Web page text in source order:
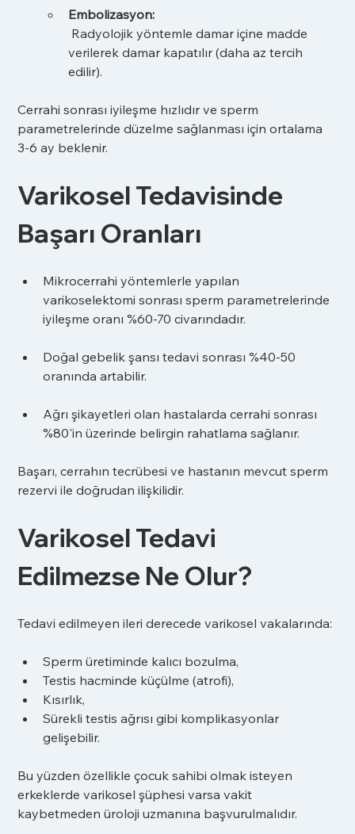
Embolizasyon:
verilerek damar kapatılır (daha az tercih
edilir).
Cerrahi sonrası iyileşme hızlıdır ve sperm
parametrelerinde düzelme sağlanması için ortalama
3-6 ay beklenir.
Varikosel Tedavisinde
Başarı Oranları
Mikrocerrahi yöntemlerle yapılan
varikoselektomi sonrası sperm parametrelerinde
iyileşme oranı %60-70 civarındadır.
Doğal gebelik şansı tedavi sonrası %40-50
oranında artabilir.
Ağrı şikayetleri olan hastalarda cerrahi sonrası
%80'in üzerinde belirgin rahatlama sağlanır.
Başarı, cerrahın tecrübesi ve hastanın mevcut sperm
rezervi ile doğrudan ilişkilidir.
Varikosel Tedavi
Edilmezse Ne Olur?
Tedavi edilmeyen ileri derecede varikosel vakalarında:
Sperm üretiminde kalıcı bozulma,
Testis hacminde küçülme (atrofi),
Kısırlık,
Sürekli testis ağrısı gibi komplikasyonlar
gelişebilir.
Bu yüzden özellikle çocuk sahibi olmak isteyen
erkeklerde varikosel şüphesi varsa vakit
kaybetmeden üroloji uzmanına başvurulmalıdır.